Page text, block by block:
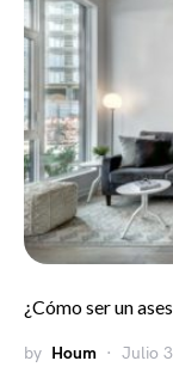
¿Cómo ser un
by Houm Julio